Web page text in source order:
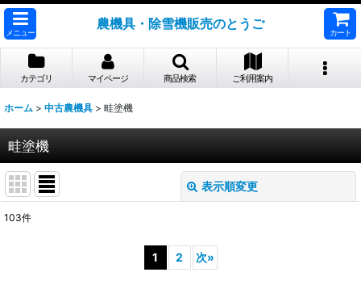
メニュー
農機具・除雪機販売のとうご
カート
カテゴリ マイページ 商品検索 ご利用案内
ホーム > 中古農機具 > 畦塗機
畦塗機
表示順変更
103件
1 2 次»